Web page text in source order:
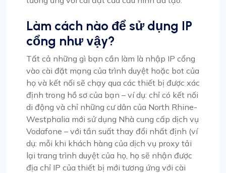
Làm cách nào để sử dụng IP
cổng như vậy?
Tất cả những gì bạn cần làm là nhập IP cổng
vào cài đặt mạng của trình duyệt hoặc bot của
họ và kết nối sẽ chạy qua các thiết bị được xác
định trong hồ sơ của bạn – ví dụ: chỉ có kết nối
di động và chỉ những cư dân của North Rhine-
Westphalia mới sử dụng Nhà cung cấp dịch vụ
Vodafone – với tần suất thay đổi nhất định (ví
dụ: mỗi khi khách hàng của dịch vụ proxy tải
lại trang trình duyệt của họ, họ sẽ nhận được
địa chỉ IP của thiết bị mới tương ứng với cài